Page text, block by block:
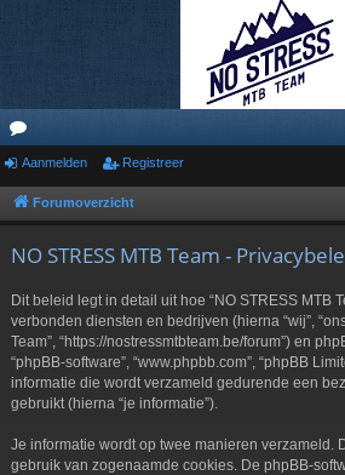
or
u
Aanmelden Registreer
Forumoverzicht
NO STRESS MTB Team -
Dit beleid legt in detail uit hoe “NO STRESS MTB
verbonden diensten en bedrijven (hierna “wij”,
Team”, “https://nostressmtbteam.be/forum”) en
“phpBB-software”, “www.phpbb.com”, “phpBB
informatie die wordt verzameld gedurende een
gebruikt (hierna “je informatie”).
Je informatie wordt op twee manieren verzameld.
gebruik van zogenaamde cookies. De phpBB-